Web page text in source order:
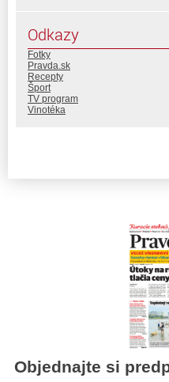
Odkazy
Fotky
Pravda.sk
Recepty
Šport
TV program
Vinotéka
Objednajte si